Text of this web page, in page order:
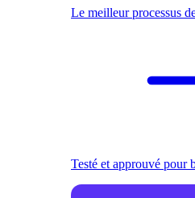
Le meilleur processus
Testé et approuvé pour